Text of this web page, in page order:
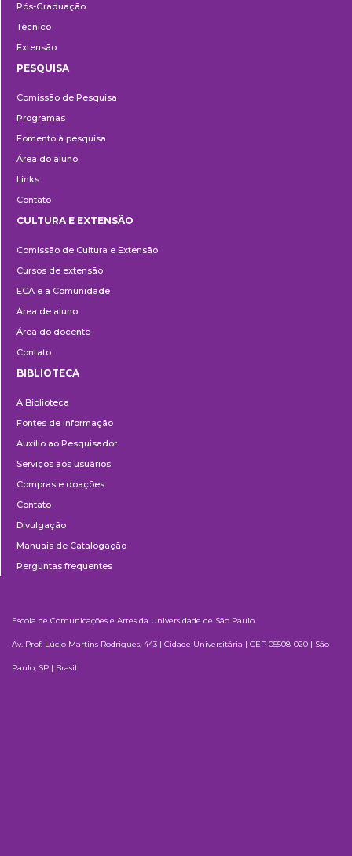
Pós-Graduação
Técnico
Extensão
PESQUISA
Comissão de Pesquisa
Programas
Fomento à pesquisa
Área do aluno
Links
Contato
e
Extensão
CULTURA E EXTENSÃO
Comissão de Cultura e Extensão
Cursos de extensão
ECA e a Comunidade
Área de aluno
Área do docente
Contato
BIBLIOTECA
A Biblioteca
Fontes de informação
Auxílio ao Pesquisador
Serviços aos usuários
Compras e doações
Contato
Divulgação
Manuais de Catalogação
Perguntas frequentes
Escola de Comunicações e Artes da Universidade de São Paulo
Av. Prof. Lúcio Martins Rodrigues, 443 | Cidade Universitária | CEP 05508-020 | São
Paulo, SP | Brasil